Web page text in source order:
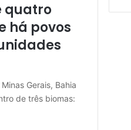
quatro
há povos
Gerais, Bahia
de três biomas: